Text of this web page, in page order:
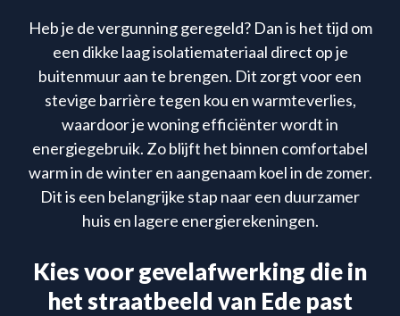
Heb je de vergunning geregeld? Dan is het tijd om
een dikke laag isolatiemateriaal direct op je
buitenmuur aan te brengen. Dit zorgt voor een
stevige barrière tegen kou en warmteverlies,
waardoor je woning efficiënter wordt in
energiegebruik. Zo blijft het binnen comfortabel
warm in de winter en aangenaam koel in de zomer.
Dit is een belangrijke stap naar een duurzamer
huis en lagere energierekeningen.
Kies voor gevelafwerking die in
het straatbeeld van Ede past